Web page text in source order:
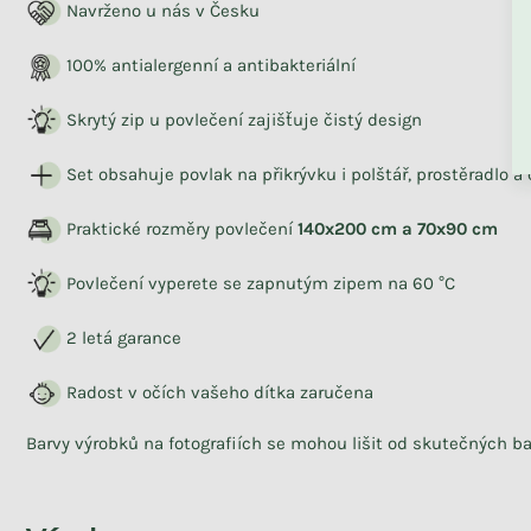
Navrženo u nás v Česku
100% antialergenní a antibakteriální
Skrytý zip u povlečení zajišťuje čistý design
Set obsahuje povlak na přikrývku i polštář, prostěradlo a
Praktické rozměry povlečení140x200 cm a 70x90 cm
Povlečení vyperete se zapnutým zipem na 60 °C
2 letá garance
Radost v očích vašeho dítka zaručena
Barvy výrobků na fotografiích se mohou lišit od skutečných
postele DRÁČEK
+ další
Skladem